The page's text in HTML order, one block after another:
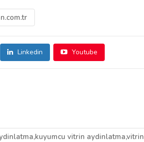
Linkedin Youtube
vitrin aydinlatma,vitrin